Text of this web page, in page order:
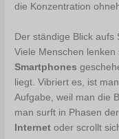
die Konzentration
Der ständige Blick aufs
Viele Menschen
Smartphones
liegt. Vibriert es, ist
Aufgabe, weil man die
man surft in Phasen
Internet oder scrollt